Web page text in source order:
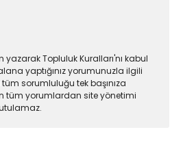
yazarak Topluluk Kuralları'nı kabul
yaptığınız yorumunuzla ilgili
sorumluluğu tek başınıza
tüm yorumlardan site yönetimi